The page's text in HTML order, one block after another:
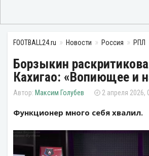
FOOTBALL24.ru Новости Россия РПЛ
Борзыкин
Кахигао: «Вопиющее и
Максим Голубев 2 апреля 2026,
Функционер много себя хвалил.